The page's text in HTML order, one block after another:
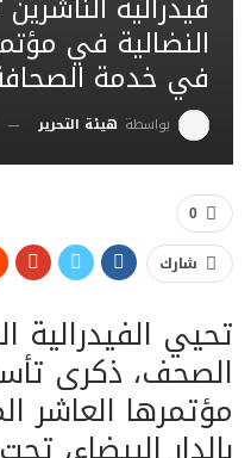
في خدمة
بواسطة هيئة التحرير
0
شارك
تحيي الفيدرالية
مؤتمرها العاشر